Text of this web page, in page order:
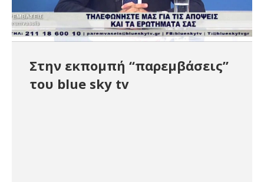
Στην εκπομπή “παρεμβάσεις”
του blue sky tv